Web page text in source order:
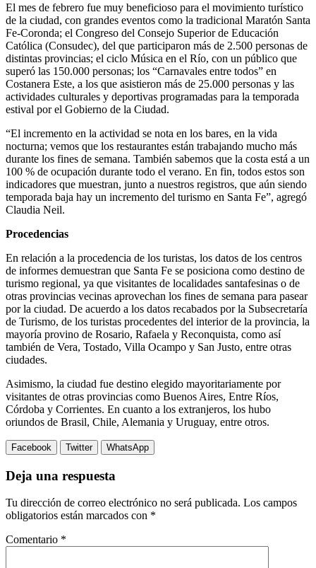
El mes de febrero fue muy beneficioso para el movimiento turístico
de la ciudad, con grandes eventos como la tradicional Maratón Santa
Fe-Coronda; el Congreso del Consejo Superior de Educación
Católica (Consudec), del que participaron más de 2.500 personas de
distintas provincias; el ciclo Música en el Río, con un público que
superó las 150.000 personas; los “Carnavales entre todos” en
Costanera Este, a los que asistieron más de 25.000 personas y las
actividades culturales y deportivas programadas para la temporada
estival por el Gobierno de la Ciudad.
“El incremento en la actividad se nota en los bares, en la vida
nocturna; vemos que los restaurantes están trabajando mucho más
durante los fines de semana. También sabemos que la costa está a un
100 % de ocupación durante todo el verano. En fin, todos estos son
indicadores que muestran, junto a nuestros registros, que aún siendo
temporada baja hay un incremento del turismo en Santa Fe”, agregó
Claudia Neil.
Procedencias
En relación a la procedencia de los turistas, los datos de los centros
de informes demuestran que Santa Fe se posiciona como destino de
turismo regional, ya que visitantes de localidades santafesinas o de
otras provincias vecinas aprovechan los fines de semana para pasear
por la ciudad. De acuerdo a los datos recabados por la Subsecretaría
de Turismo, de los turistas procedentes del interior de la provincia, la
mayoría provino de Rosario, Rafaela y Reconquista, como así
también de Vera, Tostado, Villa Ocampo y San Justo, entre otras
ciudades.
Asimismo, la ciudad fue destino elegido mayoritariamente por
visitantes de otras provincias como Buenos Aires, Entre Ríos,
Córdoba y Corrientes. En cuanto a los extranjeros, los hubo
oriundos de Brasil, Chile, Alemania y Uruguay, entre otros.
Facebook Twitter WhatsApp
Deja una respuesta
Tu dirección de correo electrónico no será publicada. Los campos
obligatorios están marcados con *
Comentario *